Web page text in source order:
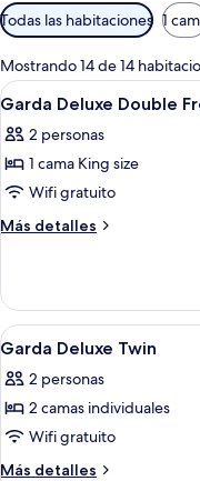
Filtros
disponibles
para
las
habitaciones
Todas las habitaciones 1
Mostrando 14 de 14
Abrir
todas
las
fotos
de
Garda
Free
Signature
Cocktail
20
Garda Deluxe Double
2 personas
1 cama King size
Wifi gratuito
Más detalles
Más
Deluxe
Double
Free
Signature
Cocktail
Abrir
todas
las
fotos
de
Garda
22
Garda Deluxe Twin
2 personas
2 camas individuales
Wifi gratuito
Más detalles
Más